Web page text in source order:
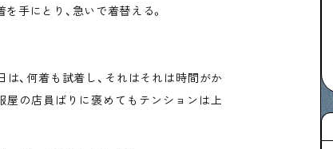
を手にとり、急いで着替える。
は、何着も試着し、それはそれは時間がか
屋の店員ばりに褒めてもテンションは上